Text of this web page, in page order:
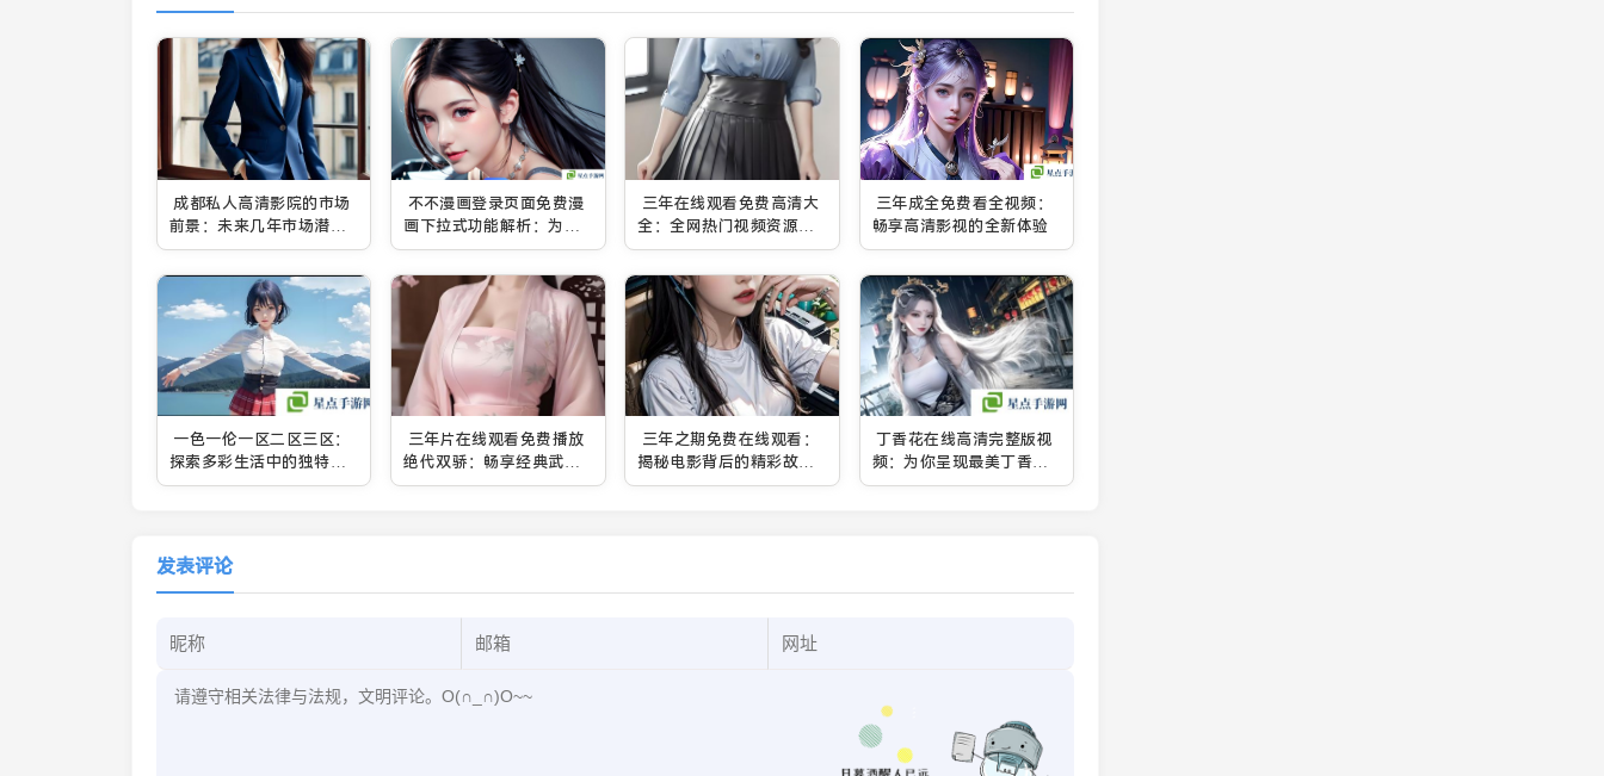
成都私人高清影院的市场
前景：未来几年市场潜力
如何？
不不漫画登录页面免费漫
画下拉式功能解析：为漫
画爱好者提供更加便捷的
阅读体验
三年在线观看免费高清大
全：全网热门视频资源一
站式观影体验
三年成全免费看全视频：
畅享高清影视的全新体验
一色一伦一区二区三区：
探索多彩生活中的独特魅
力与深度体验
三年片在线观看免费播放
绝代双骄：畅享经典武侠
之旅
三年之期免费在线观看：
揭秘电影背后的精彩故事
与深刻含义
丁香花在线高清完整版视
频：为你呈现最美丁香花
花海的视觉盛宴
发表评论